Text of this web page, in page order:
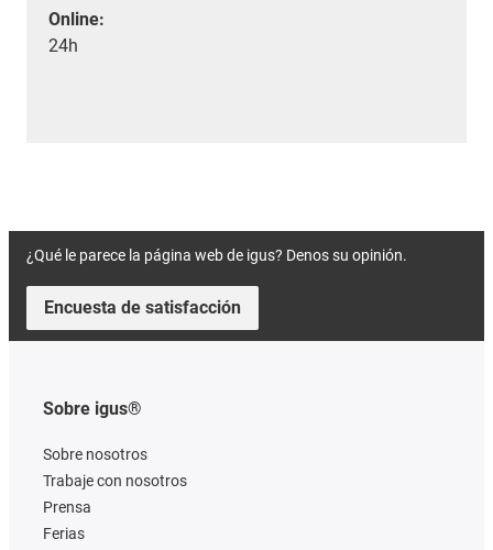
Online:
24h
¿Qué le parece la página web de igus? Denos su opinión.
Encuesta de satisfacción
Sobre igus®
Sobre nosotros
Trabaje con nosotros
Prensa
Ferias